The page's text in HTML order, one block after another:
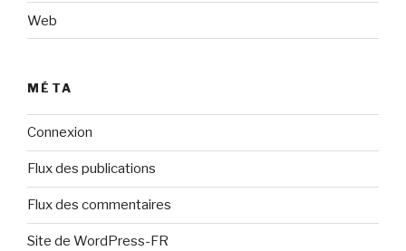
Web
MÉTA
Connexion
Flux des publications
Flux des commentaires
Site de WordPress-FR